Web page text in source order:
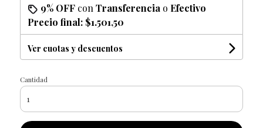
9% OFFcon Transferencia o Efectivo
Precio final: $1.501,50
Ver cuotas y descuentos
Cantidad